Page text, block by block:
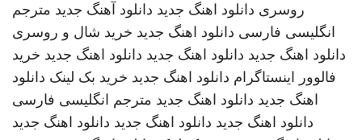
روسری دانلود اهنگ جدید دانلود آهنگ جدید مترجم
انگلیسی فارسی دانلود اهنگ جدید خرید شال و روسری
دانلود اهنگ جدید دانلود اهنگ جدید دانلود اهنگ جدید خرید
فالوور اینستاگرام دانلود اهنگ جدید خرید بک لینک دانلود
اهنگ جدید دانلود اهنگ جدید مترجم انگلیسی فارسی
دانلود اهنگ جدید دانلود اهنگ جدید دانلود اهنگ جدید